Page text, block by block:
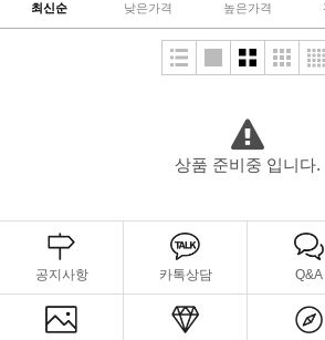
최신순 낮은가격 높은가격
상품 준비중 입니다.
공지사항 카톡상담 Q&A